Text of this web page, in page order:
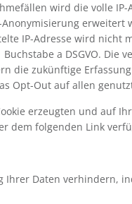
wird die volle
IP-Adresse wird
a DSGVO.
die zukünftige
Opt-Out auf allen
erzeugten und auf
dem folgenden Link
Daten verhindern,